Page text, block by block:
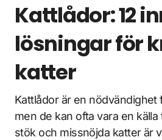
Kattlådor: 12
lösningar för
katter
Kattlådor är en nödvändighet för alla kattägare,
men de kan ofta vara en
stök och missnöjda katter är